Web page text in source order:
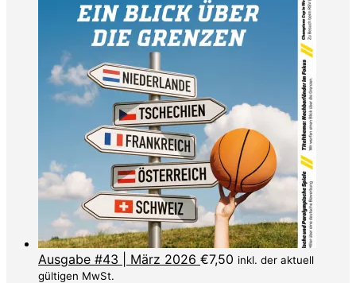
Ausgabe #43 | März 2026 €7,50 inkl. der aktuell
gültigen MwSt.